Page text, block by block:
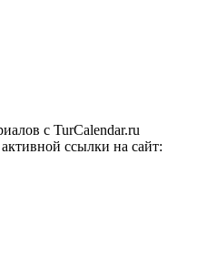
c TurCalendar.ru
ссылки на сайт: